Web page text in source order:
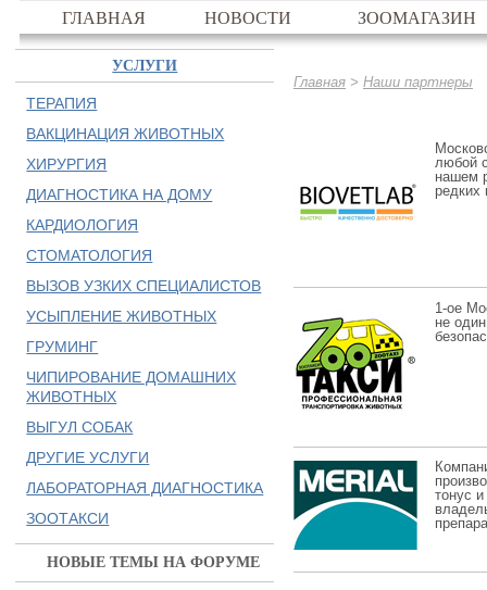
ГЛАВНАЯ НОВОСТИ ЗООМАГАЗИН
Главная> Наши партнеры
любой
нашем
редких
1-ое
не
тонус
УСЛУГИ
ТЕРАПИЯ
ВАКЦИНАЦИЯ ЖИВОТНЫХ
ХИРУРГИЯ
ДИАГНОСТИКА НА ДОМУ
КАРДИОЛОГИЯ
СТОМАТОЛОГИЯ
ВЫЗОВ УЗКИХ СПЕЦИАЛИСТОВ
УСЫПЛЕНИЕ ЖИВОТНЫХ
ГРУМИНГ
ЧИПИРОВАНИЕ ДОМАШНИХ
ЖИВОТНЫХ
ВЫГУЛ СОБАК
ДРУГИЕ УСЛУГИ
ЛАБОРАТОРНАЯ ДИАГНОСТИКА
ЗООТАКСИ
НОВЫЕ ТЕМЫ НА ФОРУМЕ